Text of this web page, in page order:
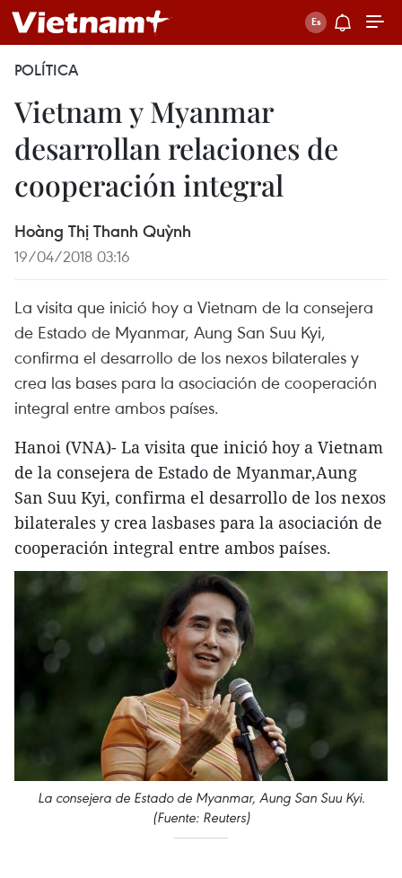
POLÍTICA
Vietnam y Myanmar
desarrollan relaciones de
cooperación integral
Hoàng Thị Thanh Quỳnh
19/04/2018 03:16
La visita que inició hoy a Vietnam de la consejera
de Estado de Myanmar, Aung San Suu Kyi,
confirma el desarrollo de los nexos bilaterales y
crea las bases para la asociación de cooperación
integral entre ambos países.
Hanoi (VNA)- La visita que inició hoy a Vietnam
de la consejera de Estado de Myanmar,Aung
San Suu Kyi, confirma el desarrollo de los nexos
bilaterales y crea lasbases para la asociación de
cooperación integral entre ambos países.
La consejera de Estado de Myanmar, Aung San Suu Kyi.
(Fuente: Reuters)